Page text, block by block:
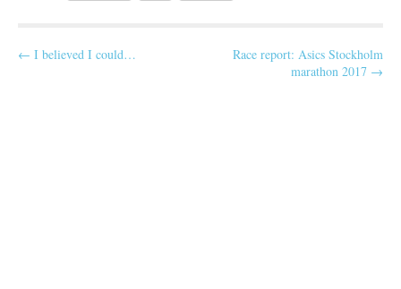
P
← I believed I could…
Race report: Asics Stockholm
marathon 2017 →